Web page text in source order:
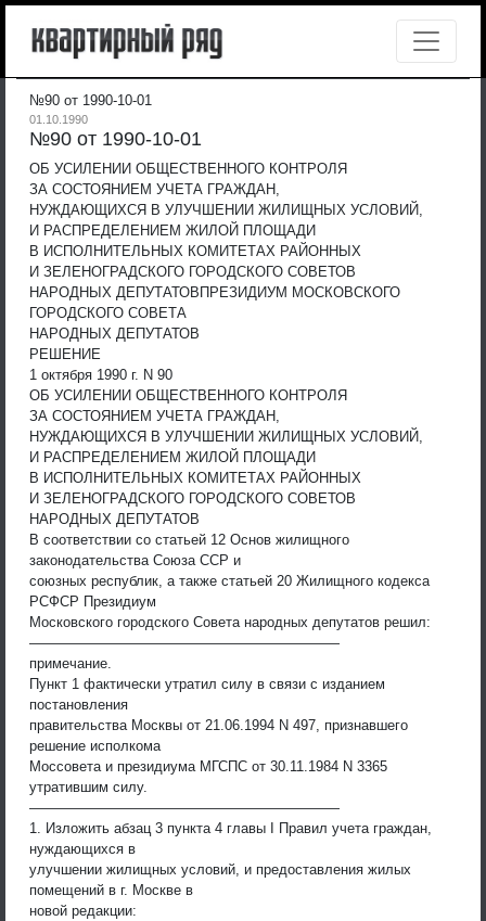
№90 от 1990-10-01
01.10.1990
№90 от 1990-10-01
ОБ УСИЛЕНИИ ОБЩЕСТВЕННОГО КОНТРОЛЯ
ЗА СОСТОЯНИЕМ УЧЕТА ГРАЖДАН,
НУЖДАЮЩИХСЯ В УЛУЧШЕНИИ ЖИЛИЩНЫХ УСЛОВИЙ,
И РАСПРЕДЕЛЕНИЕМ ЖИЛОЙ ПЛОЩАДИ
В ИСПОЛНИТЕЛЬНЫХ КОМИТЕТАХ РАЙОННЫХ
И ЗЕЛЕНОГРАДСКОГО ГОРОДСКОГО СОВЕТОВ
НАРОДНЫХ ДЕПУТАТОВПРЕЗИДИУМ МОСКОВСКОГО
ГОРОДСКОГО СОВЕТА
НАРОДНЫХ ДЕПУТАТОВ
РЕШЕНИЕ
1 октября 1990 г. N 90
ОБ УСИЛЕНИИ ОБЩЕСТВЕННОГО КОНТРОЛЯ
ЗА СОСТОЯНИЕМ УЧЕТА ГРАЖДАН,
НУЖДАЮЩИХСЯ В УЛУЧШЕНИИ ЖИЛИЩНЫХ УСЛОВИЙ,
И РАСПРЕДЕЛЕНИЕМ ЖИЛОЙ ПЛОЩАДИ
В ИСПОЛНИТЕЛЬНЫХ КОМИТЕТАХ РАЙОННЫХ
И ЗЕЛЕНОГРАДСКОГО ГОРОДСКОГО СОВЕТОВ
НАРОДНЫХ ДЕПУТАТОВ
В соответствии со статьей 12 Основ жилищного
законодательства Союза ССР и
союзных республик, а также статьей 20 Жилищного кодекса
РСФСР Президиум
Московского городского Совета народных депутатов решил:
——————————————————————
примечание.
Пункт 1 фактически утратил силу в связи с изданием
постановления
правительства Москвы от 21.06.1994 N 497, признавшего
решение исполкома
Моссовета и президиума МГСПС от 30.11.1984 N 3365
утратившим силу.
——————————————————————
1. Изложить абзац 3 пункта 4 главы I Правил учета граждан,
нуждающихся в
улучшении жилищных условий, и предоставления жилых
помещений в г. Москве в
новой редакции: